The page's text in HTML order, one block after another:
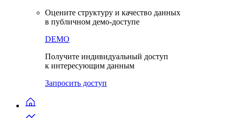
Оцените структуру и качество данных
в публичном демо-доступе
DEMO
Получите индивидуальный доступ
к интересующим данным
Запросить доступ